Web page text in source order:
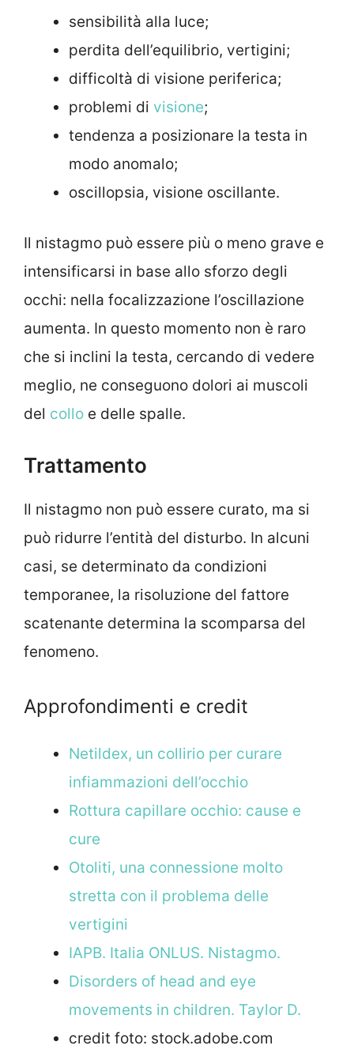
sensibilità alla luce;
perdita dell’equilibrio, vertigini;
difficoltà di visione periferica;
problemi di visione;
tendenza a posizionare la testa in
modo anomalo;
oscillopsia, visione oscillante.
Il nistagmo può essere più o meno grave e
intensificarsi in base allo sforzo degli
occhi: nella focalizzazione l’oscillazione
aumenta. In questo momento non è raro
che si inclini la testa, cercando di vedere
meglio, ne conseguono dolori ai muscoli
del collo e delle spalle.
Trattamento
Il nistagmo non può essere curato, ma si
può ridurre l’entità del disturbo. In alcuni
casi, se determinato da condizioni
temporanee, la risoluzione del fattore
scatenante determina la scomparsa del
fenomeno.
Approfondimenti e credit
Netildex, un collirio per curare
infiammazioni dell’occhio
Rottura capillare occhio: cause e
cure
Otoliti, una connessione molto
stretta con il problema delle
vertigini
IAPB. Italia ONLUS. Nistagmo.
Disorders of head and eye
movements in children. Taylor D.
credit foto: stock.adobe.com